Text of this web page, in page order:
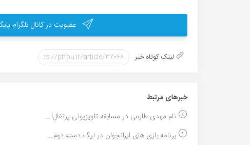
عضویت در کانال تلگرام
لینک کوتاه خبر
خبر‌های مرتبط
نام مهدی طارمی در مسابقه تلویزیونی پرتغال!...
برنامه بازی های ایرانجوان در لیگ دسته دوم...